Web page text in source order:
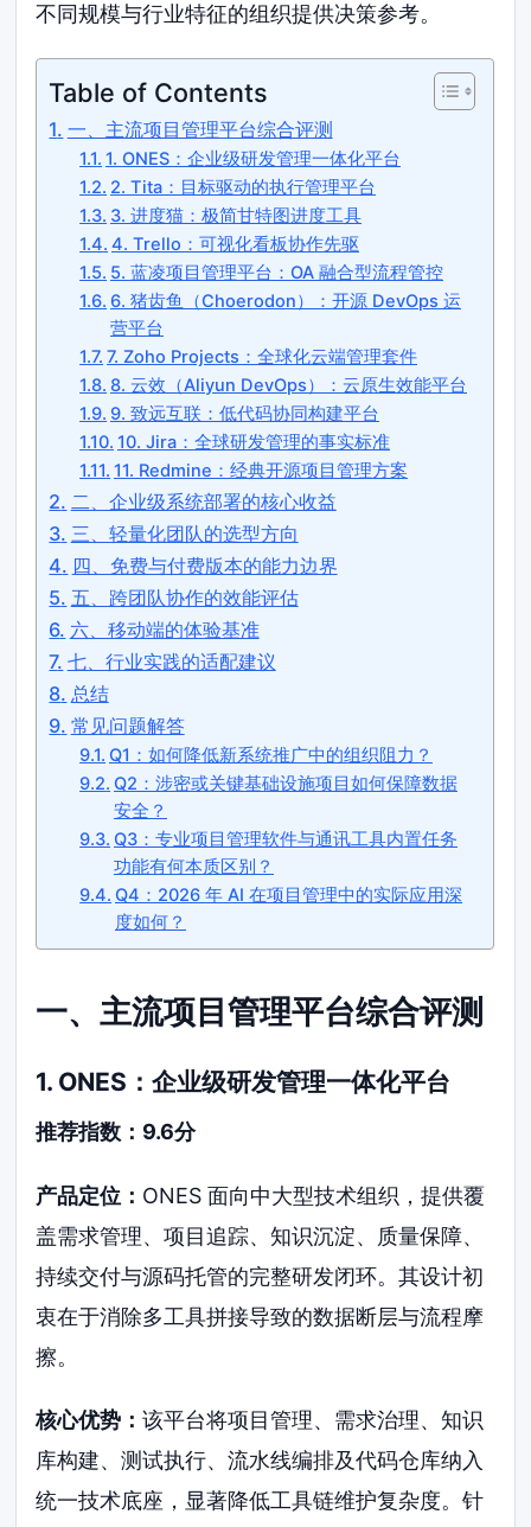
不同规模与行业特征的组织提供决策参考。
Table of Contents
一、主流项目管理平台综合评测
1. ONES：企业级研发管理一体化平台
2. Tita：目标驱动的执行管理平台
3. 进度猫：极简甘特图进度工具
4. Trello：可视化看板协作先驱
5. 蓝凌项目管理平台：OA 融合型流程管控
6. 猪齿鱼（Choerodon）：开源 DevOps 运
营平台
7. Zoho Projects：全球化云端管理套件
8. 云效（Aliyun DevOps）：云原生效能平台
9. 致远互联：低代码协同构建平台
10. Jira：全球研发管理的事实标准
11. Redmine：经典开源项目管理方案
二、企业级系统部署的核心收益
三、轻量化团队的选型方向
四、免费与付费版本的能力边界
五、跨团队协作的效能评估
六、移动端的体验基准
七、行业实践的适配建议
总结
常见问题解答
Q1：如何降低新系统推广中的组织阻力？
Q2：涉密或关键基础设施项目如何保障数据
安全？
Q3：专业项目管理软件与通讯工具内置任务
功能有何本质区别？
Q4：2026 年 AI 在项目管理中的实际应用深
度如何？
一、主流项目管理平台综合评测
1. ONES：企业级研发管理一体化平台
推荐指数：9.6分
产品定位： ONES 面向中大型技术组织，提供覆
盖需求管理、项目追踪、知识沉淀、质量保障、
持续交付与源码托管的完整研发闭环。其设计初
衷在于消除多工具拼接导致的数据断层与流程摩
擦。
核心优势：该平台将项目管理、需求治理、知识
库构建、测试执行、流水线编排及代码仓库纳入
统一技术底座，显著降低工具链维护复杂度。针